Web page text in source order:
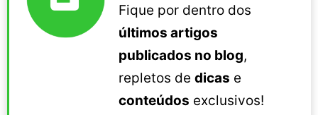
Fique por dentro dos
últimos artigos
publicados no blog,
repletos dedicas e
conteúdos exclusivos!